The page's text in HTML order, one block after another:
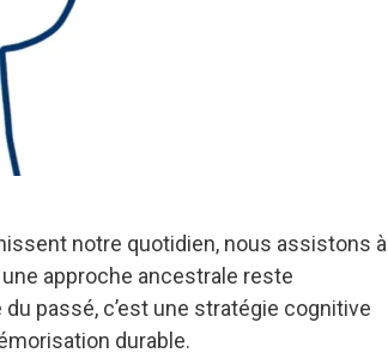
notre quotidien, nous assistons à
approche ancestrale reste
passé, c’est une stratégie cognitive
durable.